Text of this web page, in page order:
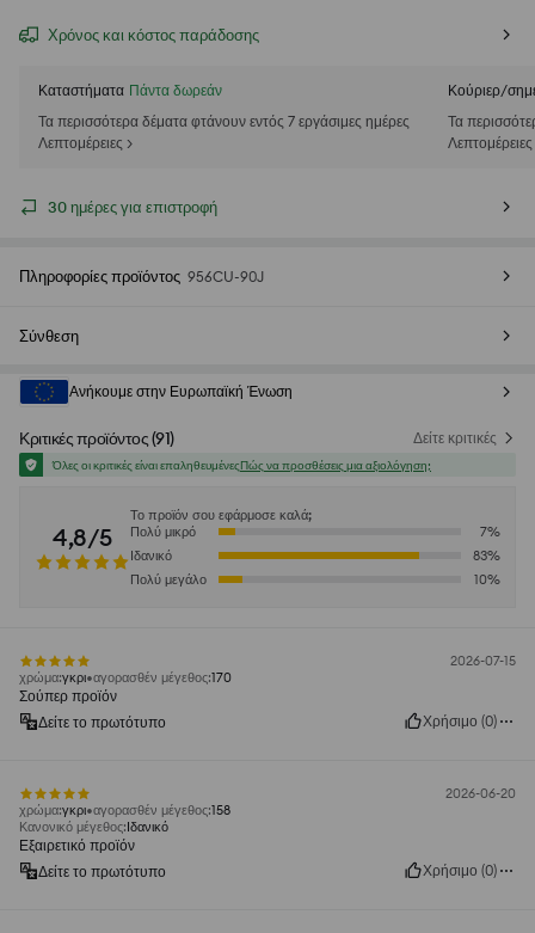
Χρόνος και κόστος παράδοσης
Καταστήματα Πάντα δωρεάν
Τα περισσότερα δέματα φτάνουν εντός 7 εργάσιμες ημέρες
Λεπτομέρειες >
Κούριερ/
Τα
Λεπτομέρειες
30 ημέρες για επιστροφή
Πληροφορίες προϊόντος 956CU-90J
Σύνθεση
Ανήκουμε στην Ευρωπαϊκή Ένωση
Κριτικές προϊόντος(91) Δείτε κριτικές
Όλες οι κριτικές είναι επαληθευμένεςΠώς να προσθέσεις μια αξιολόγηση;
4,8/5
Το προϊόν σου εφάρμοσε καλά;
Πολύ μικρό
7%
Ιδανικό
83%
Πολύ μεγάλο
10%
2026-07-15
χρώμα:γκρι αγορασθέν μέγεθος:170
Σούπερ προϊόν
Δείτε το πρωτότυπο
Χρήσιμο (0)
2026-06-20
χρώμα:γκρι αγορασθέν μέγεθος:158
Κανονικό μέγεθος:Ιδανικό
Εξαιρετικό προϊόν
Δείτε το πρωτότυπο
Χρήσιμο (0)